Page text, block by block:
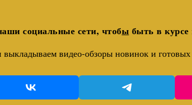
социальные сети, чтобы быть в курсе
видео-обзоры новинок и готовых